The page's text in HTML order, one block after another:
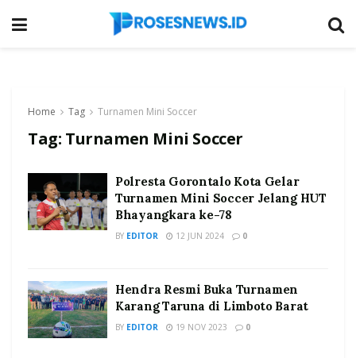
Home Tag Turnamen Mini Soccer
Tag: Turnamen Mini Soccer
Polresta Gorontalo Kota Gelar
Turnamen Mini Soccer Jelang HUT
Bhayangkara ke-78
BY EDITOR 12 JUN 2024 0
Hendra Resmi Buka Turnamen
Karang Taruna di Limboto Barat
BY EDITOR 19 NOV 2023 0